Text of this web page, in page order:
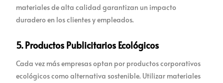
materiales de alta calidad garantizan un impacto
duradero en los clientes y empleados.
5. Productos Publicitarios Ecológicos
Cada vez más empresas optan por productos corporativos
ecológicos como alternativa sostenible. Utilizar materiales